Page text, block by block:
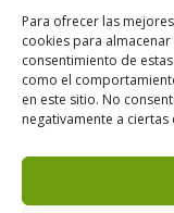
Para ofrecer las
cookies para
consentimiento de
como el
en este sitio. No
negativamente a
Copyright © 2026 |